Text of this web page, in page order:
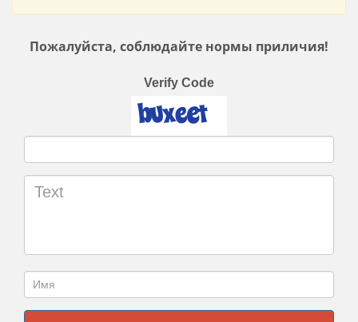
Пожалуйста, соблюдайте нормы приличия!
Verify Code